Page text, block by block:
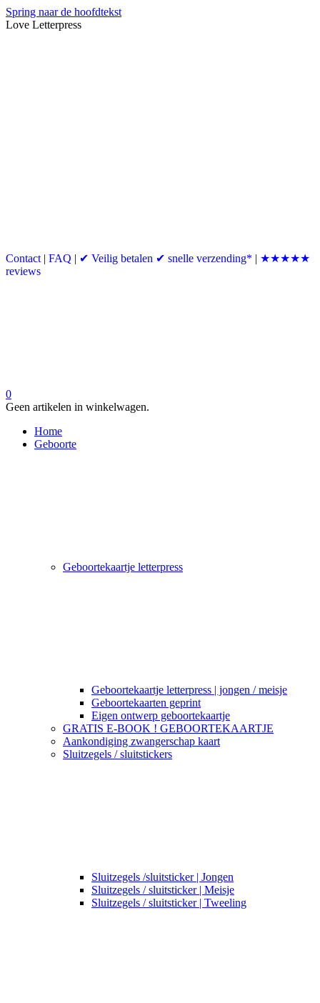
Spring naar de hoofdtekst
Love Letterpress
Contact | FAQ | ✔ Veilig betalen ✔ snelle verzending* | ★★★★★
reviews
0
Geen artikelen in winkelwagen.
Home
Geboorte
Geboortekaartje letterpress
Geboortekaartje letterpress | jongen / meisje
Geboortekaarten geprint
Eigen ontwerp geboortekaartje
GRATIS E-BOOK ! GEBOORTEKAARTJE
Aankondiging zwangerschap kaart
Sluitzegels / sluitstickers
Sluitzegels /sluitsticker | Jongen
Sluitzegels / sluitsticker | Meisje
Sluitzegels / sluitsticker | Tweeling